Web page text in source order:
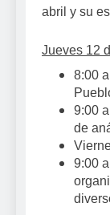
abril y su
Jueves 12
8:00
9:00
de
9:00